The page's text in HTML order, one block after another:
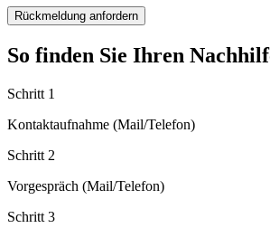
So finden Sie Ihren
Schritt 1
Kontaktaufnahme (Mail/Telefon)
Schritt 2
Vorgespräch (Mail/Telefon)
Schritt 3